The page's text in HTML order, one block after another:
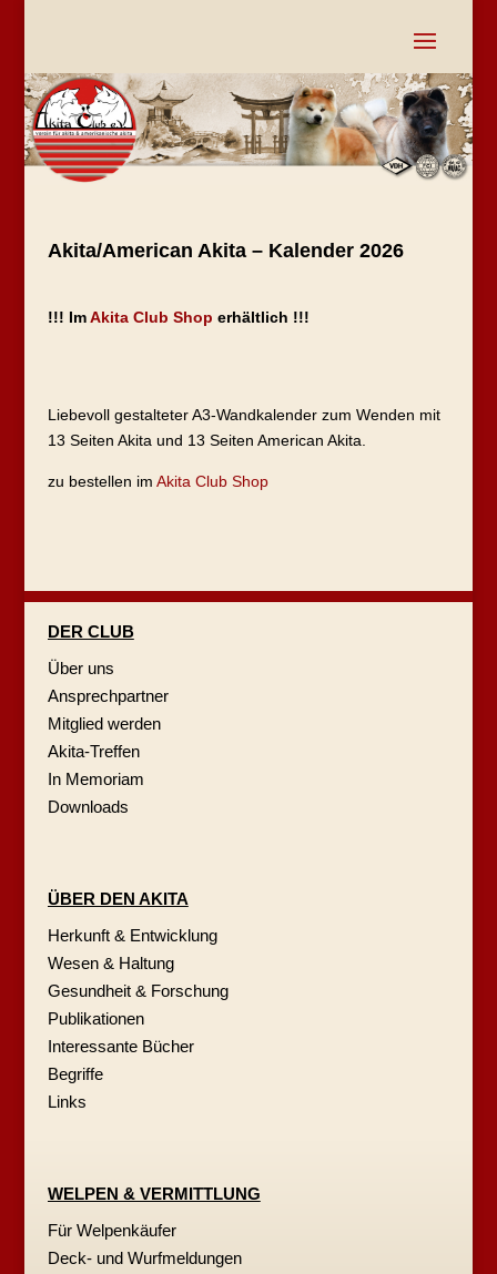
Akita/American Akita – Kalender 2026
!!! ImAkita Club Shop erhältlich !!!
Liebevoll gestalteter A3-Wandkalender zum Wenden mit
13 Seiten Akita und 13 Seiten American Akita.
zu bestellen im Akita Club Shop
DER CLUB
Über uns
Ansprechpartner
Mitglied werden
Akita-Treffen
In Memoriam
Downloads
ÜBER DEN AKITA
Herkunft & Entwicklung
Wesen & Haltung
Gesundheit & Forschung
Publikationen
Interessante Bücher
Begriffe
Links
WELPEN & VERMITTLUNG
Für Welpenkäufer
Deck- und Wurfmeldungen